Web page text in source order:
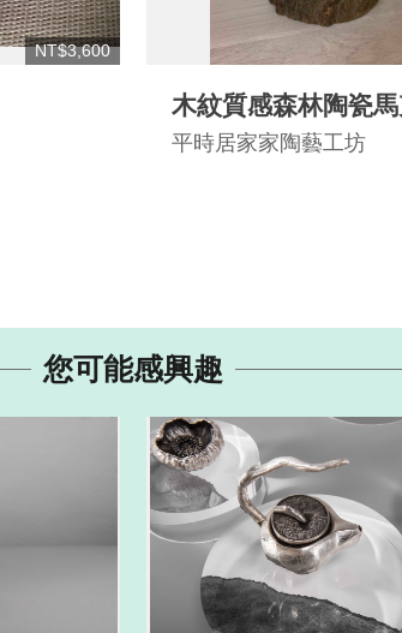
NT$3,600
木紋質感森林陶瓷馬
杯蓋)
平時居家家陶藝工坊
您可能感興趣